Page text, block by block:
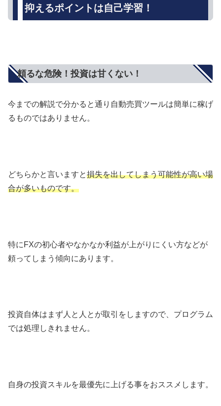
抑えるポイントは自己学習！
頼るな危険！投資は甘くない！
今までの解説で分かると通り自動売買ツールは簡単に稼げ
るものではありません。
どちらかと言いますと損失を出してしまう可能性が高い場
合が多いものです。
特にFXの初心者やなかなか利益が上がりにくい方などが
頼ってしまう傾向にあります。
投資自体はまず人と人とが取引をしますので、プログラム
では処理しきれません。
自身の投資スキルを最優先に上げる事をおススメします。